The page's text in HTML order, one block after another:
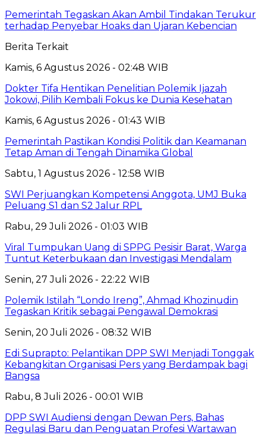
Pemerintah Tegaskan Akan Ambil Tindakan Terukur
terhadap Penyebar Hoaks dan Ujaran Kebencian
Berita Terkait
Kamis, 6 Agustus 2026 - 02:48 WIB
Dokter Tifa Hentikan Penelitian Polemik Ijazah
Jokowi, Pilih Kembali Fokus ke Dunia Kesehatan
Kamis, 6 Agustus 2026 - 01:43 WIB
Pemerintah Pastikan Kondisi Politik dan Keamanan
Tetap Aman di Tengah Dinamika Global
Sabtu, 1 Agustus 2026 - 12:58 WIB
SWI Perjuangkan Kompetensi Anggota, UMJ Buka
Peluang S1 dan S2 Jalur RPL
Rabu, 29 Juli 2026 - 01:03 WIB
Viral Tumpukan Uang di SPPG Pesisir Barat, Warga
Tuntut Keterbukaan dan Investigasi Mendalam
Senin, 27 Juli 2026 - 22:22 WIB
Polemik Istilah “Londo Ireng”, Ahmad Khozinudin
Tegaskan Kritik sebagai Pengawal Demokrasi
Senin, 20 Juli 2026 - 08:32 WIB
Edi Suprapto: Pelantikan DPP SWI Menjadi Tonggak
Kebangkitan Organisasi Pers yang Berdampak bagi
Bangsa
Rabu, 8 Juli 2026 - 00:01 WIB
DPP SWI Audiensi dengan Dewan Pers, Bahas
Regulasi Baru dan Penguatan Profesi Wartawan